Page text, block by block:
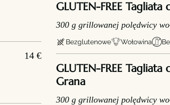
14 €
GLUTEN-FREE
300 g grillowanej polędwicy
Bezglutenowe Wołowina
GLUTEN-FREE
Grana
300 g grillowanej polędwicy